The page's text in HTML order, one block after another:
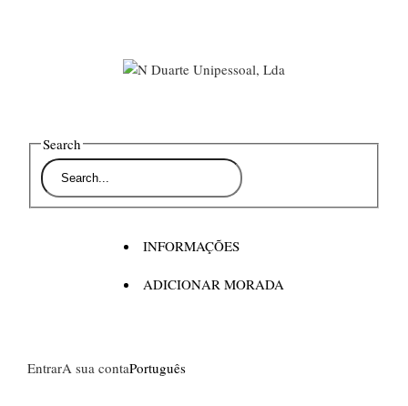
Search
INFORMAÇÕES
ADICIONAR MORADA
EntrarA sua contaPortuguês